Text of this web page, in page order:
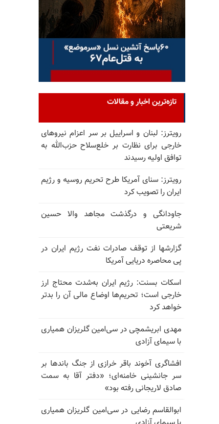
تازه‌ترین اخبار و مقالات
رویترز: لبنان و اسراییل بر سر اعزام نیروهای
خارجی برای نظارت بر خلع‌سلاح حزب‌الله به
توافق اولیه رسیدند
رویترز: سنای آمریکا طرح تحریم روسیه و رژیم
ایران را تصویب کرد
جاودانگی و درگذشت مجاهد والا حسین
شریعتی
گزارشها از توقف صادرات نفت رژیم ایران در
پی محاصره دریایی آمریکا
اسکات بسنت: رژیم ایران به‌شدت محتاج ارز
خارجی است؛ تحریم‌ها اوضاع مالی آن را بدتر
خواهد کرد
مهدی ابریشمچی در سی‌امین گلریزان همیاری
با سیمای آزادی
افشاگری آخوند باقر خرازی از جنگ باندها بر
سر جانشینی خامنه‌ای؛ «دفتر آقا به سمت
صادق لاریجانی رفته بود»
ابوالقاسم رضایی در سی‌امین گلریزان همیاری